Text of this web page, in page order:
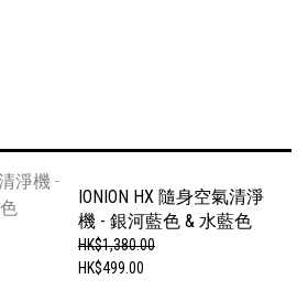
IONION HX 隨身空氣清淨
機 - 銀河藍色 & 水藍色
HK$1,380.00
HK$499.00